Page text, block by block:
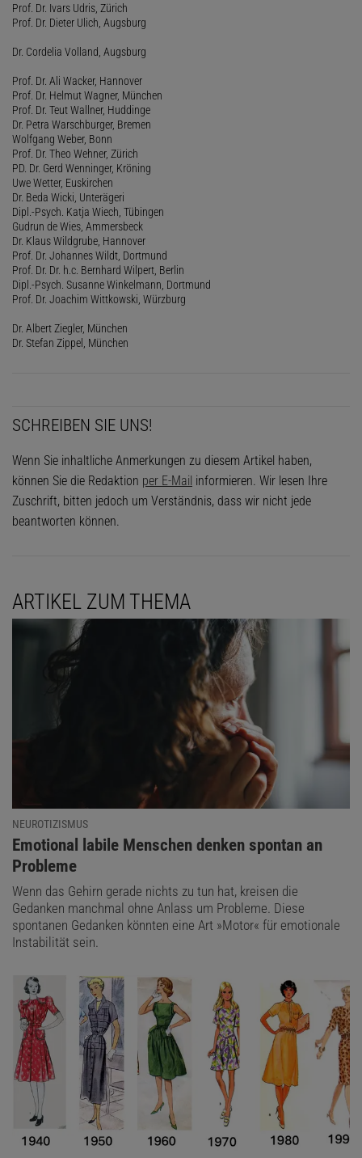
Prof. Dr. Ivars Udris, Zürich
Prof. Dr. Dieter Ulich, Augsburg
Dr. Cordelia Volland, Augsburg
Prof. Dr. Ali Wacker, Hannover
Prof. Dr. Helmut Wagner, München
Prof. Dr. Teut Wallner, Huddinge
Dr. Petra Warschburger, Bremen
Wolfgang Weber, Bonn
Prof. Dr. Theo Wehner, Zürich
PD. Dr. Gerd Wenninger, Kröning
Uwe Wetter, Euskirchen
Dr. Beda Wicki, Unterägeri
Dipl.-Psych. Katja Wiech, Tübingen
Gudrun de Wies, Ammersbeck
Dr. Klaus Wildgrube, Hannover
Prof. Dr. Johannes Wildt, Dortmund
Prof. Dr. Dr. h.c. Bernhard Wilpert, Berlin
Dipl.-Psych. Susanne Winkelmann, Dortmund
Prof. Dr. Joachim Wittkowski, Würzburg
Dr. Albert Ziegler, München
Dr. Stefan Zippel, München
SCHREIBEN SIE UNS!
Wenn Sie inhaltliche Anmerkungen zu diesem Artikel haben,
können Sie die Redaktion per E-Mail informieren. Wir lesen Ihre
Zuschrift, bitten jedoch um Verständnis, dass wir nicht jede
beantworten können.
ARTIKEL ZUM THEMA
NEUROTIZISMUS
:
Emotional labile Menschen denken spontan an
Probleme
Wenn das Gehirn gerade nichts zu tun hat, kreisen die
Gedanken manchmal ohne Anlass um Probleme. Diese
spontanen Gedanken könnten eine Art »Motor« für emotionale
Instabilität sein.